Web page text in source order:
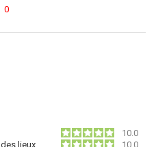
0
10.0
lieux
10.0